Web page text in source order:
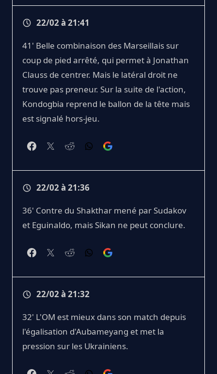
22/02 à 21:41
41' Belle combinaison des Marseillais sur
coup de pied arrêté, qui permet à Jonathan
Clauss de centrer. Mais le latéral droit ne
trouve pas preneur. Sur la suite de l'action,
Kondogbia reprend le ballon de la tête mais
est signalé hors-jeu.
22/02 à 21:36
36' Contre du Shakthar mené par Sudakov
et Eguinaldo, mais Sikan ne peut conclure.
22/02 à 21:32
32' L'OM est mieux dans son match depuis
l'égalisation d'Aubameyang et met la
pression sur les Ukrainiens.